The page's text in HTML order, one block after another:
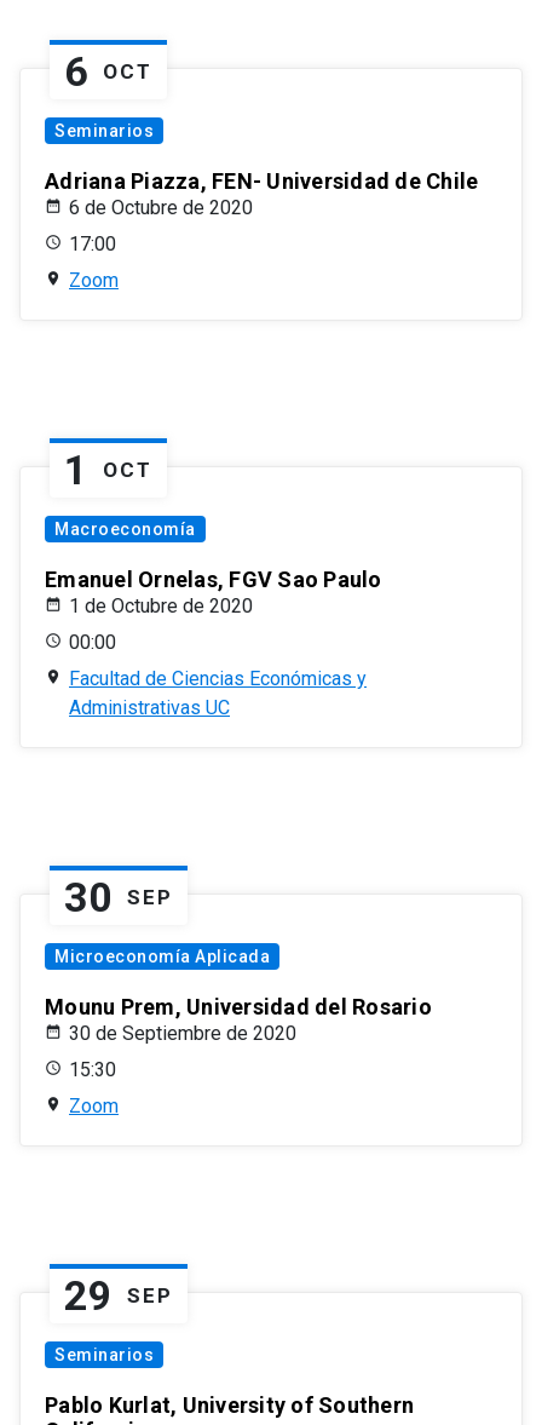
6 OCT
Seminarios
Adriana Piazza, FEN- Universidad de Chile
6 de Octubre de 2020
17:00
Zoom
1 OCT
Macroeconomía
Emanuel Ornelas, FGV Sao Paulo
1 de Octubre de 2020
00:00
Facultad de Ciencias Económicas y
Administrativas UC
30 SEP
Microeconomía Aplicada
Mounu Prem, Universidad del Rosario
30 de Septiembre de 2020
15:30
Zoom
29 SEP
Seminarios
Pablo Kurlat, University of Southern